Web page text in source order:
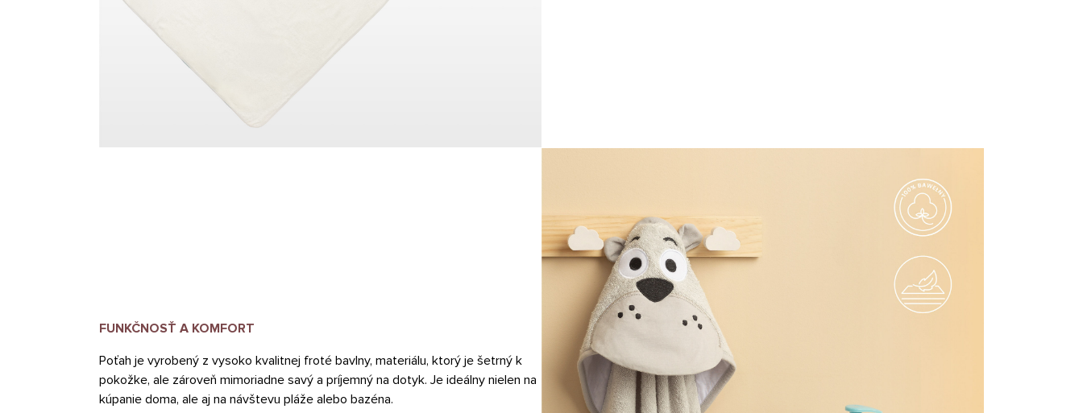
FUNKČNOSŤ A KOMFORT
Poťah je vyrobený z vysoko kvalitnej froté bavlny, materiálu, ktorý je šetrný k
pokožke, ale zároveň mimoriadne savý a príjemný na dotyk. Je ideálny nielen na
kúpanie doma, ale aj na návštevu pláže alebo bazéna.